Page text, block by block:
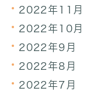
2022年11月
2022年10月
2022年9月
2022年8月
2022年7月